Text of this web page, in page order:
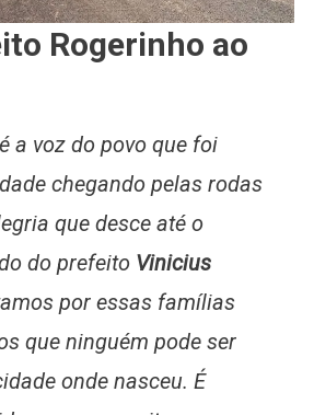
Rogerinho ao
a voz do povo que foi
chegando pelas rodas
que desce até o
do prefeito Vinicius
por essas famílias
que ninguém pode ser
onde nasceu. É